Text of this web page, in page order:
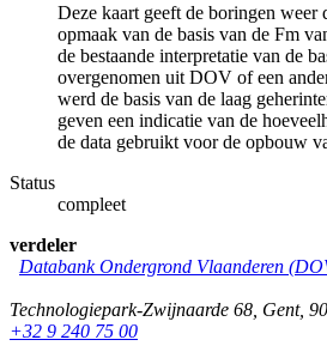
Deze kaart geeft de boringen
opmaak van de basis van de Fm
de bestaande interpretatie van de
overgenomen uit DOV of een
werd de basis van de laag
geven een indicatie van de
de data gebruikt voor de opbouw
Status
compleet
verdeler
Databank Ondergrond Vlaanderen
Technologiepark-Zwijnaarde 68 Gent,
+32 9 240 75 00